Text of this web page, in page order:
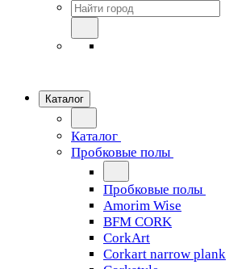
Каталог
Каталог
Пробковые полы
Пробковые полы
Amorim Wise
BFM CORK
CorkArt
Corkart narrow plank